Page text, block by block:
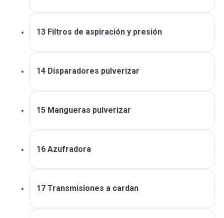
13 Filtros de aspiración y presión
14 Disparadores pulverizar
15 Mangueras pulverizar
16 Azufradora
17 Transmisiones a cardan